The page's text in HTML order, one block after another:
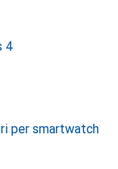
4
per smartwatch